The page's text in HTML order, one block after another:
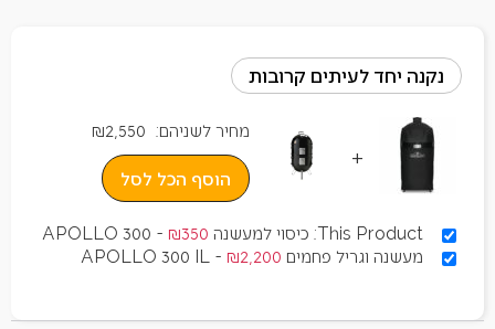
נקנה יחד לעיתים קרובות
+
מחיר לשניהם: ₪2,550
הוסף הכל לסל
This Product: כיסוי למעשנה APOLLO 300 - ₪350
מעשנה וגריל פחמים APOLLO 300 IL
- ₪2,200